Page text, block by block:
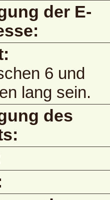
der E-
6 und
lang sein.
des